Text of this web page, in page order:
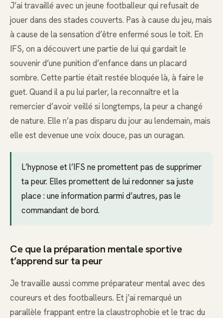
J’ai travaillé avec un jeune footballeur qui refusait de
jouer dans des stades couverts. Pas à cause du jeu, mais
à cause de la sensation d’être enfermé sous le toit. En
IFS, on a découvert une partie de lui qui gardait le
souvenir d’une punition d’enfance dans un placard
sombre. Cette partie était restée bloquée là, à faire le
guet. Quand il a pu lui parler, la reconnaître et la
remercier d’avoir veillé si longtemps, la peur a changé
de nature. Elle n’a pas disparu du jour au lendemain, mais
elle est devenue une voix douce, pas un ouragan.
L’hypnose et l’IFS ne promettent pas de supprimer
ta peur. Elles promettent de lui redonner sa juste
place : une information parmi d’autres, pas le
commandant de bord.
Ce que la préparation mentale sportive
t’apprend sur ta peur
Je travaille aussi comme préparateur mental avec des
coureurs et des footballeurs. Et j’ai remarqué un
parallèle frappant entre la claustrophobie et le trac du